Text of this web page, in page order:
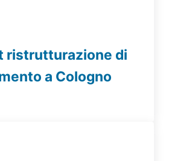
ristrutturazione di
a Cologno